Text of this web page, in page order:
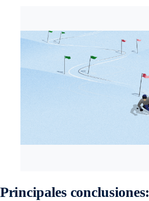
Principales conclusiones: